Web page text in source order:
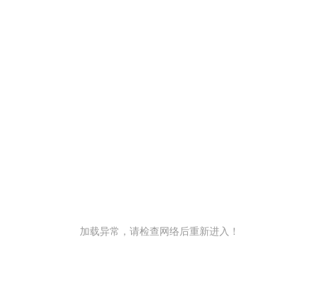
加载异常，请检查网络后重新进入！